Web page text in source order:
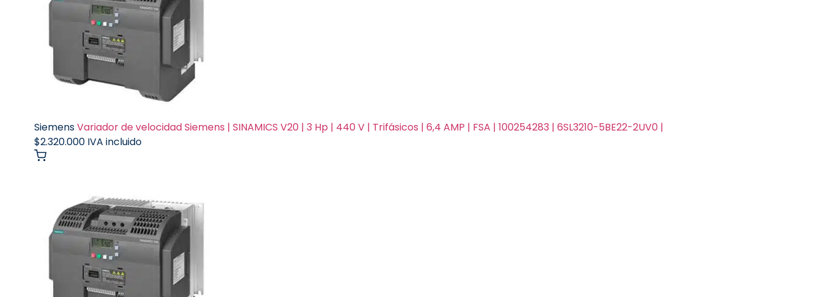
SiemensVariador de velocidad Siemens | SINAMICS V20 | 3 Hp | 440 V | Trifásicos | 6,4 AMP | FSA | 100254283 | 6SL3210-5BE22-2UV0 |
$2.320.000 IVA incluido